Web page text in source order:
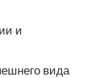
и
вида